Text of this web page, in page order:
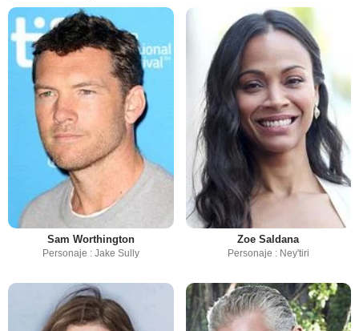
Sam Worthington
Personaje : Jake Sully
Zoe Saldana
Personaje : Ney'tiri